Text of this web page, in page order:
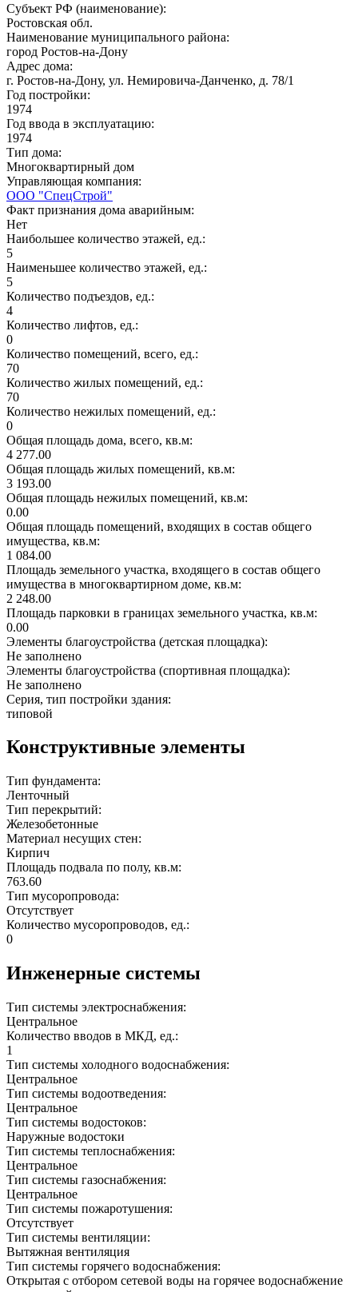
Субъект РФ (наименование):
Ростовская обл.
Наименование муниципального района:
город Ростов-на-Дону
Адрес дома:
г. Ростов-на-Дону, ул. Немировича-Данченко, д. 78/1
Год постройки:
1974
Год ввода в эксплуатацию:
1974
Тип дома:
Многоквартирный дом
Управляющая компания:
ООО "СпецСтрой"
Факт признания дома аварийным:
Нет
Наибольшее количество этажей, ед.:
5
Наименьшее количество этажей, ед.:
5
Количество подъездов, ед.:
4
Количество лифтов, ед.:
0
Количество помещений, всего, ед.:
70
Количество жилых помещений, ед.:
70
Количество нежилых помещений, ед.:
0
Общая площадь дома, всего, кв.м:
4 277.00
Общая площадь жилых помещений, кв.м:
3 193.00
Общая площадь нежилых помещений, кв.м:
0.00
Общая площадь помещений, входящих в состав общего
имущества, кв.м:
1 084.00
Площадь земельного участка, входящего в состав общего
имущества в многоквартирном доме, кв.м:
2 248.00
Площадь парковки в границах земельного участка, кв.м:
0.00
Элементы благоустройства (детская площадка):
Не заполнено
Элементы благоустройства (спортивная площадка):
Не заполнено
Серия, тип постройки здания:
типовой
Конструктивные элементы
Тип фундамента:
Ленточный
Тип перекрытий:
Железобетонные
Материал несущих стен:
Кирпич
Площадь подвала по полу, кв.м:
763.60
Тип мусоропровода:
Отсутствует
Количество мусоропроводов, ед.:
0
Инженерные системы
Тип системы электроснабжения:
Центральное
Количество вводов в МКД, ед.:
1
Тип системы холодного водоснабжения:
Центральное
Тип системы водоотведения:
Центральное
Тип системы водостоков:
Наружные водостоки
Тип системы теплоснабжения:
Центральное
Тип системы газоснабжения:
Центральное
Тип системы пожаротушения:
Отсутствует
Тип системы вентиляции:
Вытяжная вентиляция
Тип системы горячего водоснабжения:
Открытая с отбором сетевой воды на горячее водоснабжение